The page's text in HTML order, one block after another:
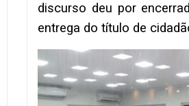
discurso deu por
entrega do título de